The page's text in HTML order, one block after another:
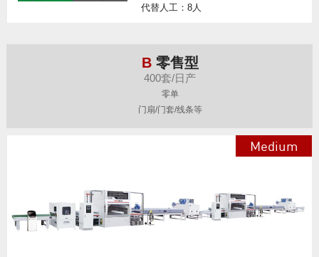
代替人工：8人
B零售型
400套/日产
零单
门扇/门套/线条等
Medium